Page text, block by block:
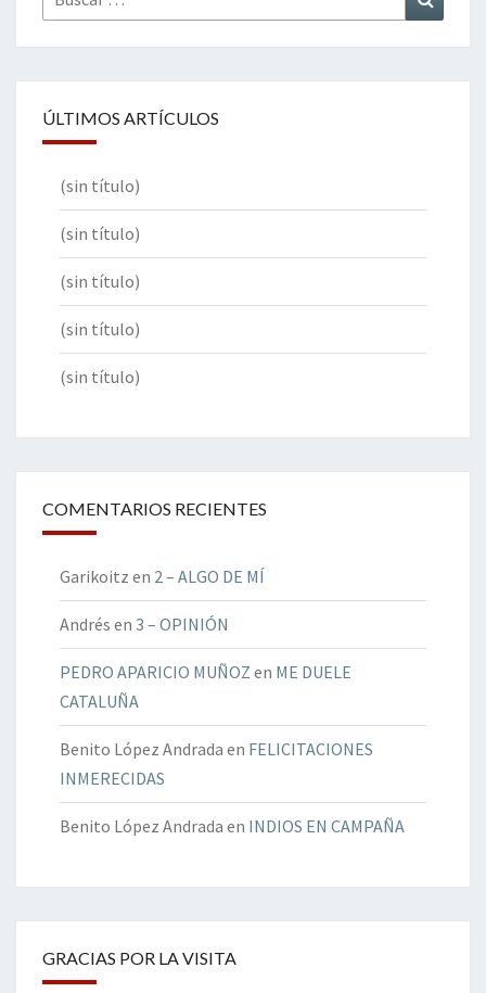
por:
ÚLTIMOS ARTÍCULOS
(sin título)
(sin título)
(sin título)
(sin título)
(sin título)
COMENTARIOS RECIENTES
Garikoitz en 2 – ALGO DE MÍ
Andrés en 3 – OPINIÓN
PEDRO APARICIO MUÑOZ en ME DUELE
CATALUÑA
Benito López Andrada en FELICITACIONES
INMERECIDAS
Benito López Andrada en INDIOS EN CAMPAÑA
GRACIAS POR LA VISITA